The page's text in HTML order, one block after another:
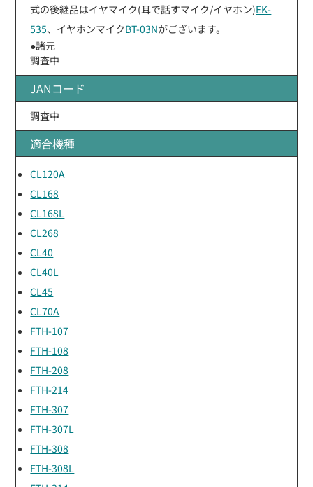
式の後継品はイヤマイク(耳で話すマイク/イヤホン)EK-
535、イヤホンマイクBT-03Nがございます。
●諸元
調査中
JANコード
調査中
適合機種
CL120A
CL168
CL168L
CL268
CL40
CL40L
CL45
CL70A
FTH-107
FTH-108
FTH-208
FTH-214
FTH-307
FTH-307L
FTH-308
FTH-308L